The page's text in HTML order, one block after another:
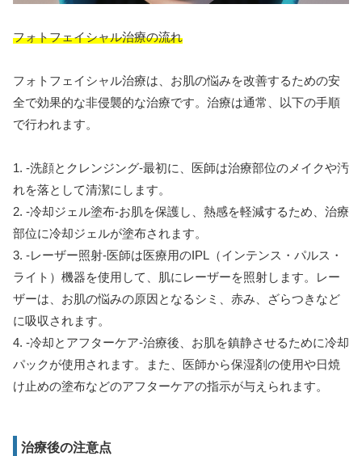
フォトフェイシャル治療の流れ
フォトフェイシャル治療は、お肌の悩みを改善するための安
全で効果的な非侵襲的な治療です。治療は通常、以下の手順
で行われます。
1. -洗顔とクレンジング-最初に、医師は治療部位のメイクや汚
れを落として清潔にします。
2. -冷却ジェル塗布-お肌を保護し、熱感を軽減するため、治療
部位に冷却ジェルが塗布されます。
3. -レーザー照射-医師は医療用のIPL（インテンス・パルス・
ライト）機器を使用して、肌にレーザーを照射します。レー
ザーは、お肌の悩みの原因となるシミ、赤み、ざらつきなど
に吸収されます。
4. -冷却とアフターケア-治療後、お肌を鎮静させるために冷却
パックが使用されます。また、医師から保湿剤の使用や日焼
け止めの塗布などのアフターケアの指示が与えられます。
治療後の注意点